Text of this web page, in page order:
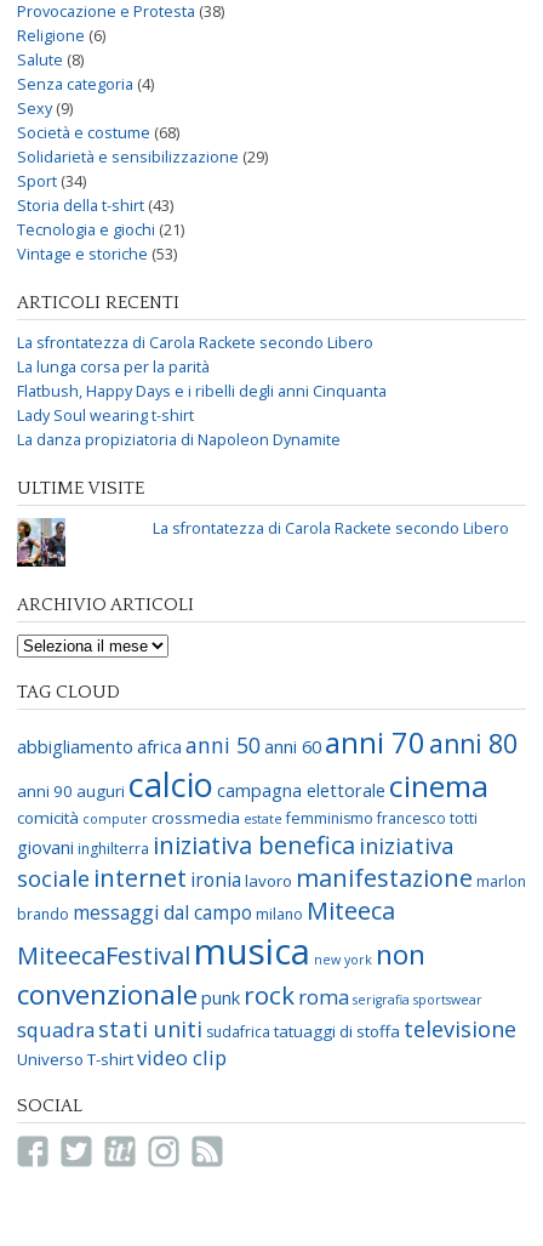
Provocazione e Protesta (38)
Religione (6)
Salute (8)
Senza categoria (4)
Sexy(9)
Società e costume (68)
Solidarietà e sensibilizzazione (29)
Sport (34)
Storia della t-shirt (43)
Tecnologia e giochi (21)
Vintage e storiche (53)
ARTICOLI RECENTI
La sfrontatezza di Carola Rackete secondo Libero
La lunga corsa per la parità
Flatbush, Happy Days e i ribelli degli anni Cinquanta
Lady Soul wearing t-shirt
La danza propiziatoria di Napoleon Dynamite
ULTIME VISITE
La sfrontatezza di Carola Rackete secondo Libero
ARCHIVIO ARTICOLI
TAG CLOUD
abbigliamento africa anni 50anni 60 anni 70 anni 80
anni 90 auguri calcio campagna elettorale cinema
comicità computer crossmedia estate femminismo francesco totti
giovani inghilterra iniziativa benefica iniziativa
sociale internet ironia lavoro manifestazione marlon
brando messaggi dal campo milano Miteeca
MiteecaFestival musica new york non
convenzionale punk rockroma serigrafia sportswear
squadra stati uniti sudafrica tatuaggi di stoffa televisione
Universo T-shirtvideo clip
SOCIAL